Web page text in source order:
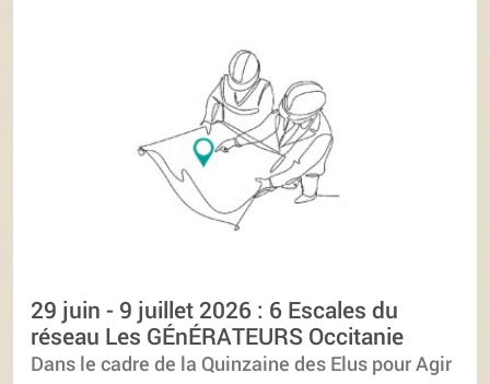
29 juin - 9 juillet 2026 : 6 Escales du
réseau Les GÉnÉRATEURS Occitanie
Dans le cadre de la Quinzaine des Elus pour Agir